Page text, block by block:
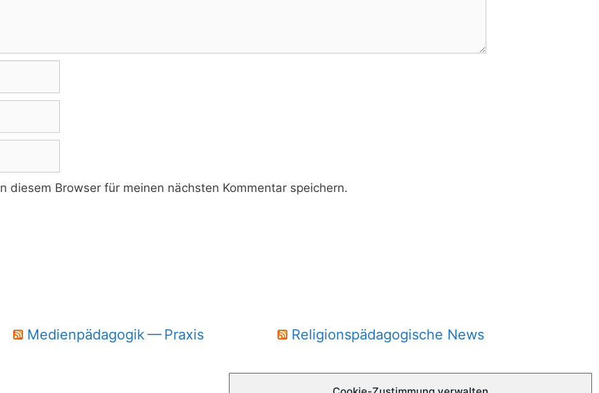
diesem Browser für meinen nächsten Kommentar speichern.
Medienpädagogik — Praxis Religionspädagogische News